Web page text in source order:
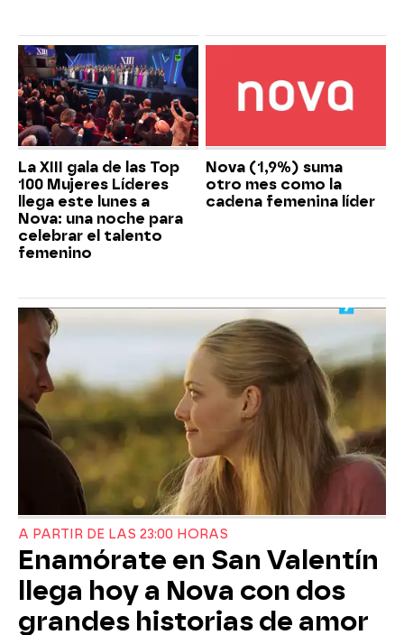
La XIII gala de las Top
100 Mujeres Líderes
llega este lunes a
Nova: una noche para
celebrar el talento
femenino
Nova (1,9%) suma
otro mes como la
cadena femenina líder
A PARTIR DE LAS 23:00 HORAS
Enamórate en San Valentín
llega hoy a Nova con dos
grandes historias de amor